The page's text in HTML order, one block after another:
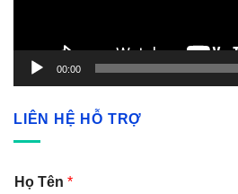
00:00
LIÊN HỆ HỖ TRỢ
Họ Tên *